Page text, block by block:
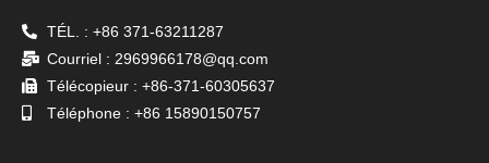
TÉL. : +86 371-63211287
Courriel : 2969966178@qq.com
Télécopieur : +86-371-60305637
Téléphone : +86 15890150757